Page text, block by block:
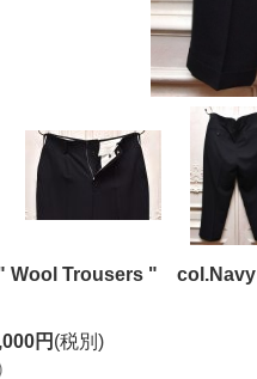
Wool Trousers " col.Navy
円 (税別)